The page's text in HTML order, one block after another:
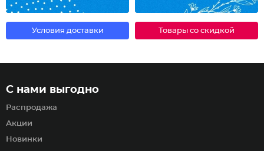
Условия доставки Товары со скидкой
С нами выгодно
Распродажа
Акции
Новинки